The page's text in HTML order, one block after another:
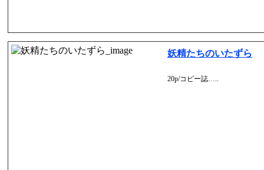
妖精たちのいたずら
20p/コピー誌…..